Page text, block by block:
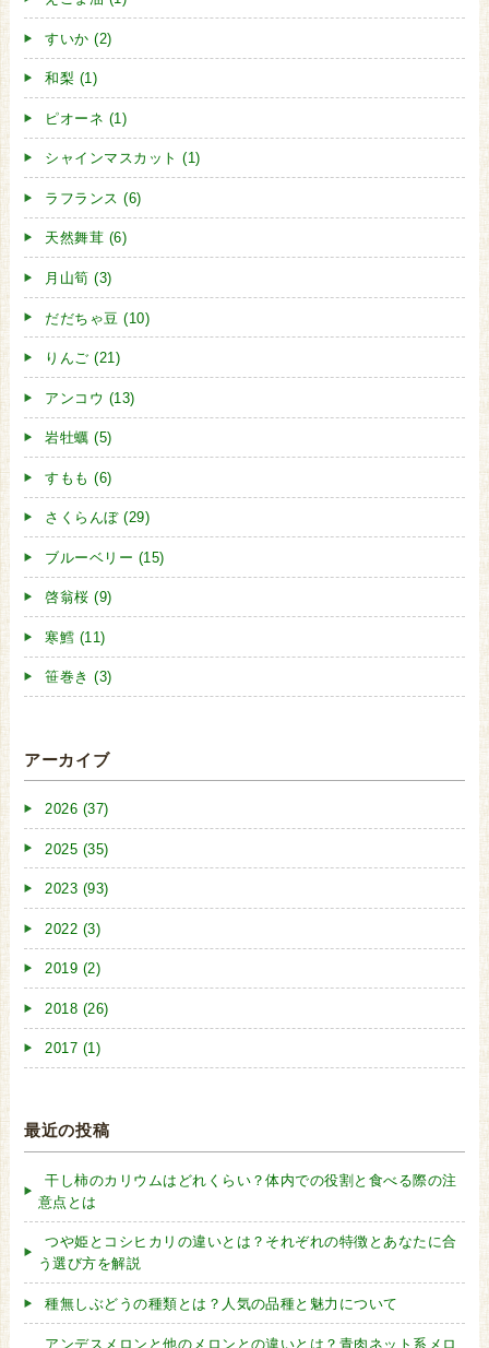
すいか (2)
和梨 (1)
ピオーネ (1)
シャインマスカット (1)
ラフランス (6)
天然舞茸 (6)
月山筍 (3)
だだちゃ豆 (10)
りんご (21)
アンコウ (13)
岩牡蠣 (5)
すもも (6)
さくらんぼ (29)
ブルーベリー (15)
啓翁桜 (9)
寒鱈 (11)
笹巻き (3)
アーカイブ
2026 (37)
2025 (35)
2023 (93)
2022 (3)
2019 (2)
2018 (26)
2017 (1)
最近の投稿
干し柿のカリウムはどれくらい？体内での役割と食べる際の注
意点とは
つや姫とコシヒカリの違いとは？それぞれの特徴とあなたに合
う選び方を解説
種無しぶどうの種類とは？人気の品種と魅力について
アンデスメロンと他のメロンとの違いとは？青肉ネット系メロ